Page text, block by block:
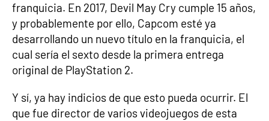
franquicia. En 2017, Devil May Cry cumple 15 años,
y probablemente por ello, Capcom esté ya
desarrollando un nuevo título en la franquicia, el
cual sería el sexto desde la primera entrega
original de PlayStation 2.
Y sí, ya hay indicios de que esto pueda ocurrir. El
que fue director de varios videojuegos de esta